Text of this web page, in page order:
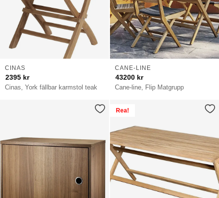
Cinas, York fällbar karmstol teak
CINAS
2395 kr
Cane-line, Flip Matgrupp
CANE-LINE
43200 kr
Rea!